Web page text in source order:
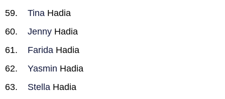
Tina Hadia
Jenny Hadia
Farida Hadia
Yasmin Hadia
Stella Hadia